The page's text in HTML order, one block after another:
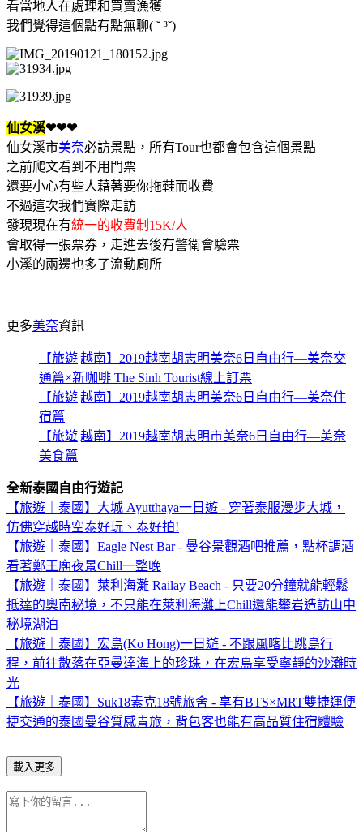
看當地人在處理和買賣漁獲
我們覺得這個點有點無聊( ˘ ³˘)
仙女溪❤❤❤
仙女溪市美奈必訪景點，所有Tour也都會包含這個景點
之前爬文看到不用門票
還要小心有些人藉著要你拖鞋而收費
不過這次我們實際走訪
發現現在有統一的收費制15K/人
會取得一張票券，走進去後有警衛會驗票
小溪的兩邊也多了流動廁所
更多美奈資訊
【旅遊|越南】2019越南胡志明美奈6日自由行—美奈交
通篇×新咖啡 The Sinh Tourist線上訂票
【旅遊|越南】2019越南胡志明美奈6日自由行—美奈住
宿篇
【旅遊|越南】2019越南胡志明市美奈6日自由行—美奈
美食篇
全新泰國自由行遊記
【旅遊｜泰國】大城 Ayutthaya一日遊 - 穿著泰服漫步大城，
仿佛穿越時空泰好玩、泰好拍!
【旅遊｜泰國】Eagle Nest Bar - 曼谷景觀酒吧推薦，點杯調酒
看著鄭王廟夜景Chill一整晚
【旅遊｜泰國】萊利海灘 Railay Beach - 只要20分鐘就能輕鬆
抵達的奧南秘境，不只能在萊利海灘上Chill還能攀岩造訪山中
秘境湖泊
【旅遊｜泰國】宏島(Ko Hong)一日遊 - 不跟風喀比跳島行
程，前往散落在亞曼達海上的珍珠，在宏島享受寧靜的沙灘時
光
【旅遊｜泰國】Suk18素克18號旅舍 - 享有BTS×MRT雙捷運便
捷交通的泰國曼谷質感青旅，背包客也能有高品質住宿體驗
載入更多